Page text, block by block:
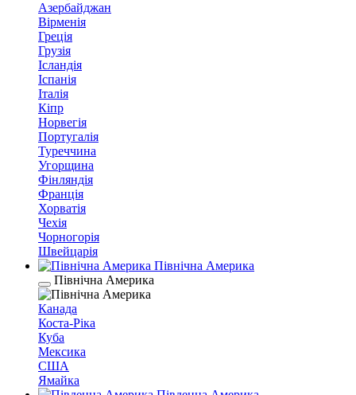
Азербайджан
Вірменія
Греція
Грузія
Ісландія
Іспанія
Італія
Кіпр
Норвегія
Португалія
Туреччина
Угорщина
Фінляндія
Франція
Хорватія
Чехія
Чорногорія
Швейцарія
Північна Америка
Північна Америка
Канада
Коста-Ріка
Куба
Мексика
США
Ямайка